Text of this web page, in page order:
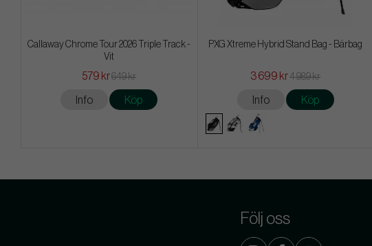
Callaway Chrome Tour 2026 Triple Track -
Vit
579 kr649 kr
Info Köp
PXG Xtreme Hybrid Stand Bag - Bärbag
3 699 kr4 989 kr
Info Köp
Följ oss